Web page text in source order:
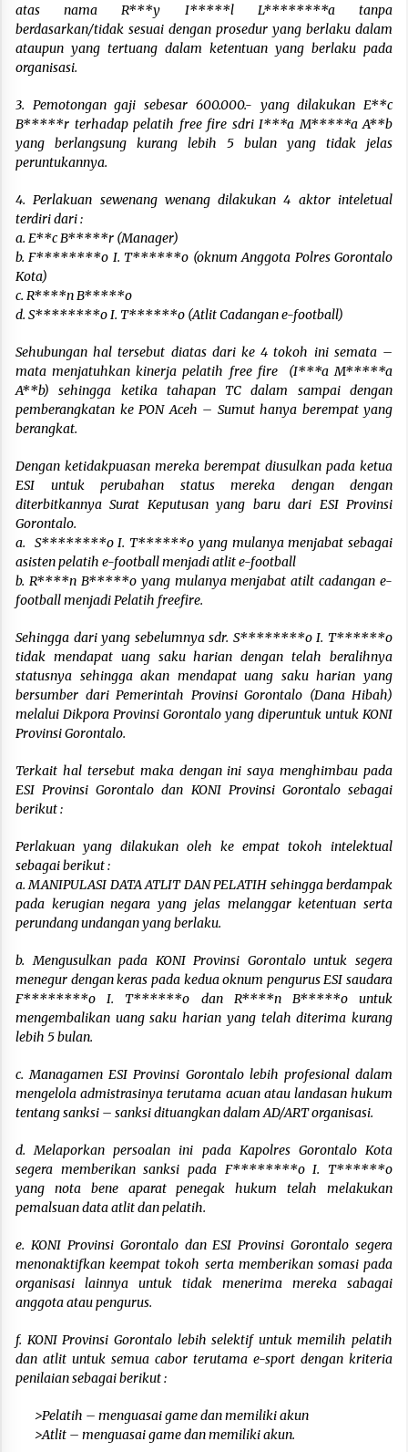
atas nama R***y I*****l L********a tanpa
berdasarkan/tidak sesuai dengan prosedur yang berlaku dalam
ataupun yang tertuang dalam ketentuan yang berlaku pada
organisasi.
3. Pemotongan gaji sebesar 600.000.- yang dilakukan E**c
B*****r terhadap pelatih free fire sdri I***a M*****a A**b
yang berlangsung kurang lebih 5 bulan yang tidak jelas
peruntukannya.
4. Perlakuan sewenang wenang dilakukan 4 aktor inteletual
terdiri dari :
a. E**c B*****r (Manager)
b. F********o I. T******o (oknum Anggota Polres Gorontalo
Kota)
c. R****n B*****o
d. S********o I. T******o (Atlit Cadangan e-football)
Sehubungan hal tersebut diatas dari ke 4 tokoh ini semata –
mata menjatuhkan kinerja pelatih free fire (I***a M*****a
A**b) sehingga ketika tahapan TC dalam sampai dengan
pemberangkatan ke PON Aceh – Sumut hanya berempat yang
berangkat.
Dengan ketidakpuasan mereka berempat diusulkan pada ketua
ESI untuk perubahan status mereka dengan dengan
diterbitkannya Surat Keputusan yang baru dari ESI Provinsi
Gorontalo.
a. S********o I. T******o yang mulanya menjabat sebagai
asisten pelatih e-football menjadi atlit e-football
b. R****n B*****o yang mulanya menjabat atilt cadangan e-
football menjadi Pelatih freefire.
Sehingga dari yang sebelumnya sdr. S********o I. T******o
tidak mendapat uang saku harian dengan telah beralihnya
statusnya sehingga akan mendapat uang saku harian yang
bersumber dari Pemerintah Provinsi Gorontalo (Dana Hibah)
melalui Dikpora Provinsi Gorontalo yang diperuntuk untuk KONI
Provinsi Gorontalo.
Terkait hal tersebut maka dengan ini saya menghimbau pada
ESI Provinsi Gorontalo dan KONI Provinsi Gorontalo sebagai
berikut :
Perlakuan yang dilakukan oleh ke empat tokoh intelektual
sebagai berikut :
a.MANIPULASI DATA ATLIT DAN PELATIH sehingga berdampak
pada kerugian negara yang jelas melanggar ketentuan serta
perundang undangan yang berlaku.
b. Mengusulkan pada KONI Provinsi Gorontalo untuk segera
menegur dengan keras pada kedua oknum pengurus ESI saudara
F********o I. T******o dan R****n B*****o untuk
mengembalikan uang saku harian yang telah diterima kurang
lebih 5 bulan.
c. Managamen ESI Provinsi Gorontalo lebih profesional dalam
mengelola admistrasinya terutama acuan atau landasan hukum
tentang sanksi – sanksi dituangkan dalam AD/ART organisasi.
d. Melaporkan persoalan ini pada Kapolres Gorontalo Kota
segera memberikan sanksi pada F********o I. T******o
yang nota bene aparat penegak hukum telah melakukan
pemalsuan data atlit dan pelatih.
e. KONI Provinsi Gorontalo dan ESI Provinsi Gorontalo segera
menonaktifkan keempat tokoh serta memberikan somasi pada
organisasi lainnya untuk tidak menerima mereka sabagai
anggota atau pengurus.
f. KONI Provinsi Gorontalo lebih selektif untuk memilih pelatih
dan atlit untuk semua cabor terutama e-sport dengan kriteria
penilaian sebagai berikut :
>Pelatih – menguasai game dan memiliki akun
>Atlit – menguasai game dan memiliki akun.